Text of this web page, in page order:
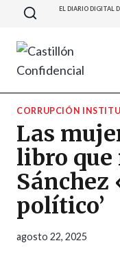
Saltar
contenido
EL DIARIO DIGITAL
CORRUPCIÓN
Las
libro que
Sánchez
político’
agosto 22, 2025